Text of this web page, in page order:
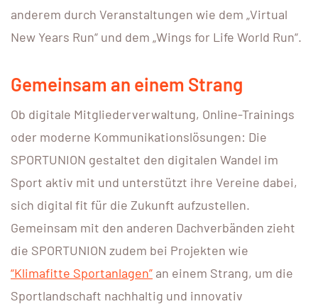
anderem durch Veranstaltungen wie dem „Virtual
New Years Run“ und dem „Wings for Life World Run“.
Gemeinsam an einem Strang
Ob digitale Mitgliederverwaltung, Online-Trainings
oder moderne Kommunikationslösungen: Die
SPORTUNION gestaltet den digitalen Wandel im
Sport aktiv mit und unterstützt ihre Vereine dabei,
sich digital fit für die Zukunft aufzustellen.
Gemeinsam mit den anderen Dachverbänden zieht
die SPORTUNION zudem bei Projekten wie
“Klimafitte Sportanlagen” an einem Strang, um die
Sportlandschaft nachhaltig und innovativ